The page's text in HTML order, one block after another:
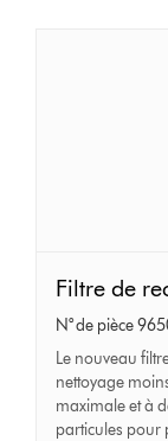
de
rechange
Filtre de
N° de pièce
Le nouveau
nettoyage
maximale et à
particules pour